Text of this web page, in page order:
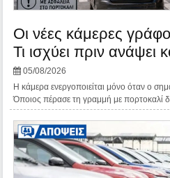
Οι νέες κάμερες
Τι ισχύει πριν ανάψει
05/08/2026
Η κάμερα ενεργοποιείται μόνο όταν ο
Όποιος πέρασε τη γραμμή με πορτοκαλί